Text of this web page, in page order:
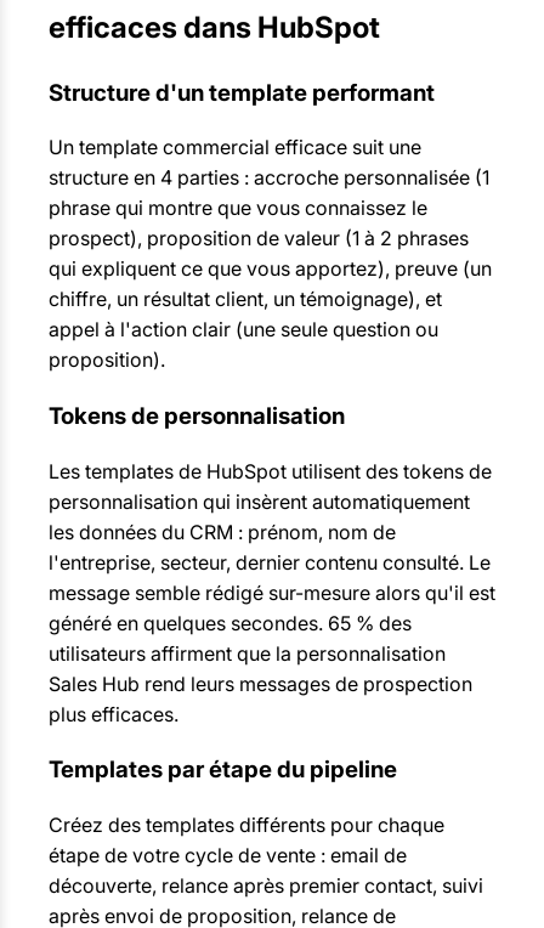
efficaces dans HubSpot
Structure d'un template performant
Un template commercial efficace suit une
structure en 4 parties : accroche personnalisée (1
phrase qui montre que vous connaissez le
prospect), proposition de valeur (1 à 2 phrases
qui expliquent ce que vous apportez), preuve (un
chiffre, un résultat client, un témoignage), et
appel à l'action clair (une seule question ou
proposition).
Tokens de personnalisation
Les templates de HubSpot utilisent des tokens de
personnalisation qui insèrent automatiquement
les données du CRM : prénom, nom de
l'entreprise, secteur, dernier contenu consulté. Le
message semble rédigé sur-mesure alors qu'il est
généré en quelques secondes. 65 % des
utilisateurs affirment que la personnalisation
Sales Hub rend leurs messages de prospection
plus efficaces.
Templates par étape du pipeline
Créez des templates différents pour chaque
étape de votre cycle de vente : email de
découverte, relance après premier contact, suivi
après envoi de proposition, relance de